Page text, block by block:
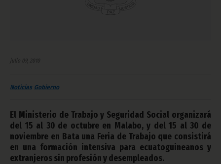
julio 09, 2010
Noticias Gobierno
El Ministerio de Trabajo y Seguridad Social organizará
del 15 al 30 de octubre en Malabo, y del 15 al 30 de
noviembre en Bata una Feria de Trabajo que consistirá
en una formación intensiva para ecuatoguineanos y
extranjeros sin profesión y desempleados.